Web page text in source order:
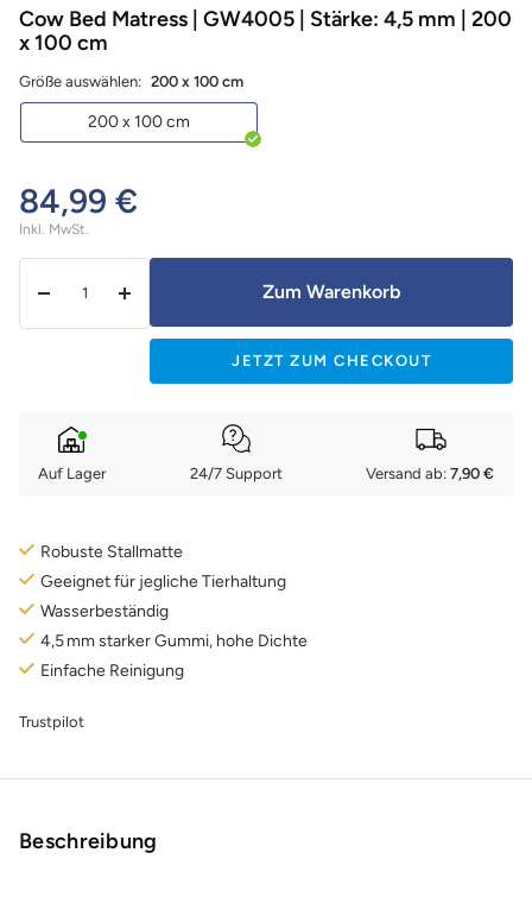
Slide
gehen
SlideSlideSlideSlideSlideSlide
Cow Bed Matress | GW4005 | Stärke: 4,5 mm | 200
x 100 cm
Größe auswählen: 200 x 100 cm
200 x 100 cm
84,99 €
Inkl. MwSt.
Menge
verringern
Menge
erhöhen
Zum Warenkorb
JETZT ZUM CHECKOUT
Auf Lager 24/7 Support Versand ab: 7,90 €
Robuste Stallmatte
Geeignet für jegliche Tierhaltung
Wasserbeständig
4,5 mm starker Gummi, hohe Dichte
Einfache Reinigung
Trustpilot
Beschreibung